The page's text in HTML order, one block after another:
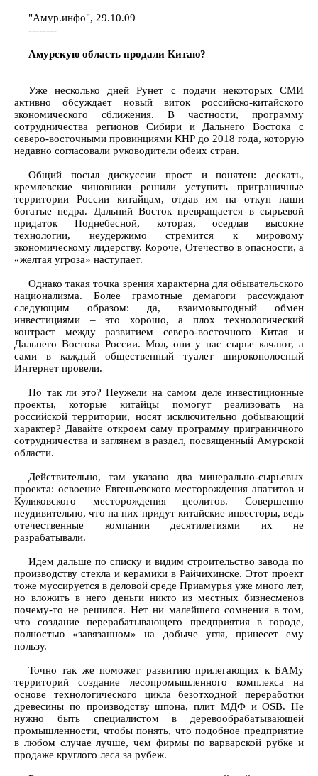
"Амур.инфо", 29.10.09
--------
Амурскую область продали Китаю?
Уже несколько дней Рунет с подачи некоторых СМИ
активно обсуждает новый виток российско-китайского
экономического сближения. В частности, программу
сотрудничества регионов Сибири и Дальнего Востока с
северо-восточными провинциями КНР до 2018 года, которую
недавно согласовали руководители обеих стран.
Общий посыл дискуссии прост и понятен: дескать,
кремлевские чиновники решили уступить приграничные
территории России китайцам, отдав им на откуп наши
богатые недра. Дальний Восток превращается в сырьевой
придаток Поднебесной, которая, оседлав высокие
технологии, неудержимо стремится к мировому
экономическому лидерству. Короче, Отечество в опасности, а
«желтая угроза» наступает.
Однако такая точка зрения характерна для обывательского
национализма. Более грамотные демагоги рассуждают
следующим образом: да, взаимовыгодный обмен
инвестициями – это хорошо, а плох технологический
контраст между развитием северо-восточного Китая и
Дальнего Востока России. Мол, они у нас сырье качают, а
сами в каждый общественный туалет широкополосный
Интернет провели.
Но так ли это? Неужели на самом деле инвестиционные
проекты, которые китайцы помогут реализовать на
российской территории, носят исключительно добывающий
характер? Давайте откроем саму программу приграничного
сотрудничества и заглянем в раздел, посвященный Амурской
области.
Действительно, там указано два минерально-сырьевых
проекта: освоение Евгеньевского месторождения апатитов и
Куликовского месторождения цеолитов. Совершенно
неудивительно, что на них придут китайские инвесторы, ведь
отечественные компании десятилетиями их не
разрабатывали.
Идем дальше по списку и видим строительство завода по
производству стекла и керамики в Райчихинске. Этот проект
тоже муссируется в деловой среде Приамурья уже много лет,
но вложить в него деньги никто из местных бизнесменов
почему-то не решился. Нет ни малейшего сомнения в том,
что создание перерабатывающего предприятия в городе,
полностью «завязанном» на добыче угля, принесет ему
пользу.
Точно так же поможет развитию прилегающих к БАМу
территорий создание лесопромышленного комплекса на
основе технологического цикла безотходной переработки
древесины по производству шпона, плит МДФ и OSB. Не
нужно быть специалистом в деревообрабатывающей
промышленности, чтобы понять, что подобное предприятие
в любом случае лучше, чем фирмы по варварской рубке и
продаже круглого леса за рубеж.